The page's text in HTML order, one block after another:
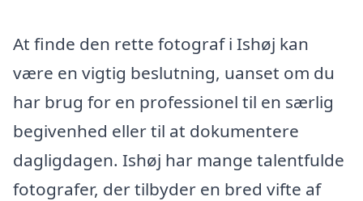
At finde den rette fotograf i Ishøj kan
være en vigtig beslutning, uanset om du
har brug for en professionel til en særlig
begivenhed eller til at dokumentere
dagligdagen. Ishøj har mange talentfulde
fotografer, der tilbyder en bred vifte af